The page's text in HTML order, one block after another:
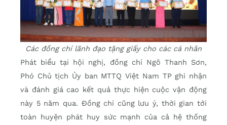
Các đồng chí lãnh đạo tặng giấy cho các cá nhân
Phát biểu tại hội nghị, đồng chí Ngô Thanh Sơn,
Phó Chủ tịch Ủy ban MTTQ Việt Nam TP ghi nhận
và đánh giá cao kết quả thực hiện cuộc vận động
này 5 năm qua. Đồng chí cũng lưu ý, thời gian tới
toàn huyện phát huy sức mạnh của cả hệ thống